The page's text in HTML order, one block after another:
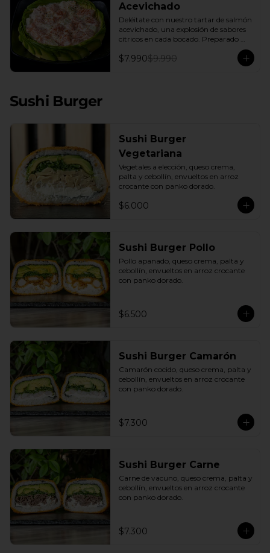
Acevichado
Deléitate con nuestro tartar de salmón
acevichado, una explosión de sabores
cítricos en cada bocado. Preparado
con una base de pepino fresco y palta
cremosa, este plato es el equilibrio
perfecto. Incluye: 1 Salsa de Soya 30ML
$7.990$9.990
Sushi Burger
Sushi Burger
Vegetariana
Vegetales a elección, queso crema,
palta y cebollín, envueltos en arroz
crocante con panko dorado.
$6.000
Sushi Burger Pollo
Pollo apanado, queso crema, palta y
cebollín, envueltos en arroz crocante
con panko dorado.
$6.500
Sushi Burger Camarón
Camarón cocido, queso crema, palta y
cebollín, envueltos en arroz crocante
con panko dorado.
$7.300
Sushi Burger Carne
Carne de vacuno, queso crema, palta y
cebollín, envueltos en arroz crocante
con panko dorado.
$7.300